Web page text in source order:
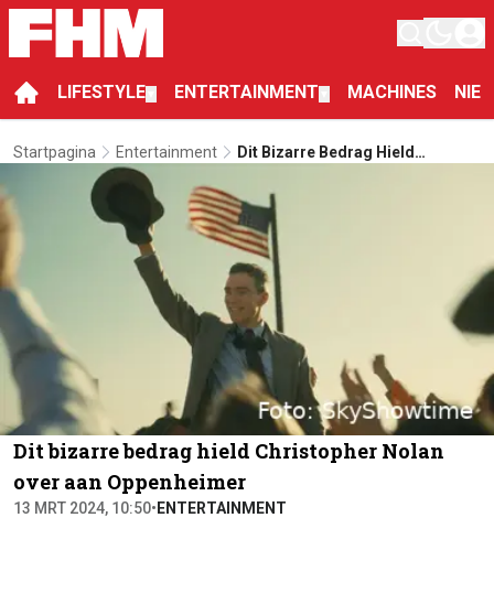
LIFESTYLE ENTERTAINMENT MACHINES
Startpagina Entertainment
Dit Bizarre Bedrag Hield
Oppenheimer
Dit bizarre bedrag hield Christopher Nolan
over aan Oppenheimer
13 MRT 2024, 10:50• ENTERTAINMENT